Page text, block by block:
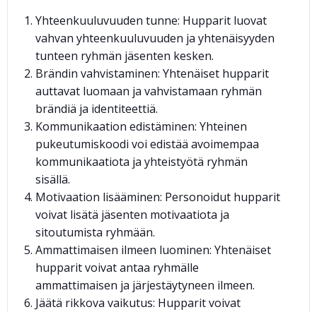
Yhteenkuuluvuuden tunne: Hupparit luovat
vahvan yhteenkuuluvuuden ja yhtenäisyyden
tunteen ryhmän jäsenten kesken.
Brändin vahvistaminen: Yhtenäiset hupparit
auttavat luomaan ja vahvistamaan ryhmän
brändiä ja identiteettiä.
Kommunikaation edistäminen: Yhteinen
pukeutumiskoodi voi edistää avoimempaa
kommunikaatiota ja yhteistyötä ryhmän
sisällä.
Motivaation lisääminen: Personoidut hupparit
voivat lisätä jäsenten motivaatiota ja
sitoutumista ryhmään.
Ammattimaisen ilmeen luominen: Yhtenäiset
hupparit voivat antaa ryhmälle
ammattimaisen ja järjestäytyneen ilmeen.
Jäätä rikkova vaikutus: Hupparit voivat